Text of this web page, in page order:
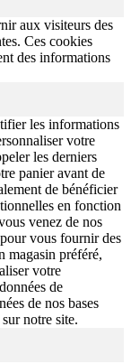
aux visiteurs des
Ces cookies
des informations
les informations
votre
les derniers
panier avant de
de bénéficier
en fonction
venez de nos
vous fournir des
magasin préféré,
votre
de
de nos bases
notre site.